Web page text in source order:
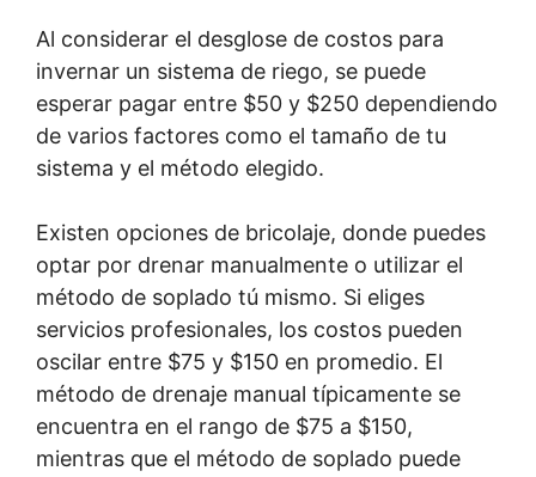
Al considerar el desglose de costos para
invernar un sistema de riego, se puede
esperar pagar entre $50 y $250 dependiendo
de varios factores como el tamaño de tu
sistema y el método elegido.
Existen opciones de bricolaje, donde puedes
optar por drenar manualmente o utilizar el
método de soplado tú mismo. Si eliges
servicios profesionales, los costos pueden
oscilar entre $75 y $150 en promedio. El
método de drenaje manual típicamente se
encuentra en el rango de $75 a $150,
mientras que el método de soplado puede